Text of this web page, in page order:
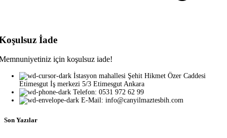
İade
için koşulsuz iade!
İstasyon mahallesi Şehit Hikmet Özer Caddesi
Etimesgut İş merkezi 5/3 Etimesgut Ankara
Telefon: 0531 972 62 99
E-Mail: info@canyilmaztesbih.com
Son Yazılar